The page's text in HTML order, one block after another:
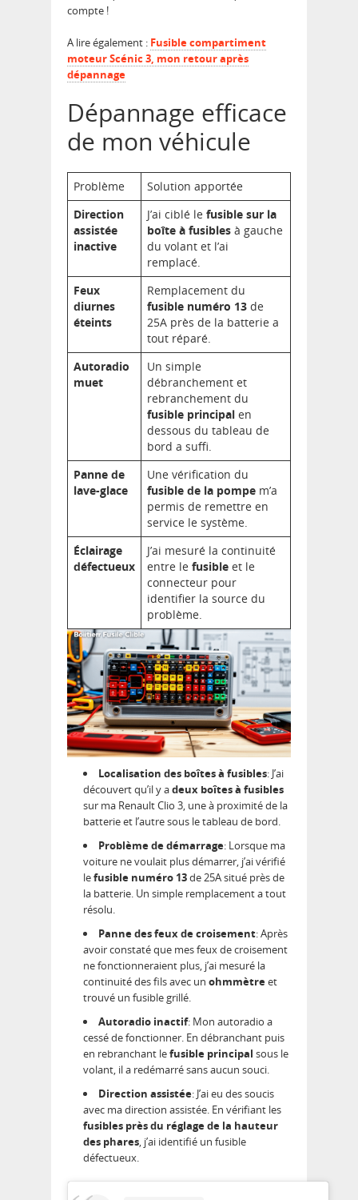
compte !
A lire également : Fusible compartiment
moteur Scénic 3, mon retour après
dépannage
Dépannage efficace
de mon véhicule
Problème
Solution apportée
Direction
assistée
inactive
J’ai ciblé le fusible sur la
boîte à fusibles à gauche
du volant et l’ai
remplacé.
Feux
diurnes
éteints
Remplacement du
fusible numéro 13 de
25A près de la batterie a
tout réparé.
Autoradio
muet
Un simple
débranchement et
rebranchement du
fusible principal en
dessous du tableau de
bord a suffi.
Panne de
lave-glace
Une vérification du
fusible de la pompe m’a
permis de remettre en
service le système.
Éclairage
défectueux
J’ai mesuré la continuité
entre le fusible et le
connecteur pour
identifier la source du
problème.
Localisation des boîtes à fusibles: J’ai
découvert qu’il y adeux boîtes à fusibles
sur ma Renault Clio 3, une à proximité de la
batterie et l’autre sous le tableau de bord.
Problème de démarrage: Lorsque ma
voiture ne voulait plus démarrer, j’ai vérifié
lefusible numéro 13de 25A situé près de
la batterie. Un simple remplacement a tout
résolu.
Panne des feux de croisement: Après
avoir constaté que mes feux de croisement
ne fonctionneraient plus, j’ai mesuré la
continuité des fils avec un ohmmètreet
trouvé un fusible grillé.
Autoradio inactif: Mon autoradio a
cessé de fonctionner. En débranchant puis
en rebranchant lefusible principal sous le
volant, il a redémarré sans aucun souci.
Direction assistée: J’ai eu des soucis
avec ma direction assistée. En vérifiant les
fusibles près du réglage de la hauteur
des phares, j’ai identifié un fusible
défectueux.